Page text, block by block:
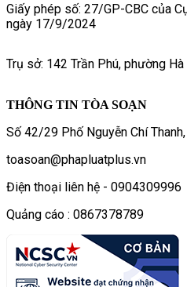
Giấy phép số: 27/GP-CBC của
ngày 17/9/2024
Trụ sở: 142 Trần Phú, phường
THÔNG TIN TÒA SOẠN
Số 42/29 Phố Nguyễn Chí
toasoan@phapluatplus.vn
Điện thoại liên hệ - 0904309996
Quảng cáo : 0867378789